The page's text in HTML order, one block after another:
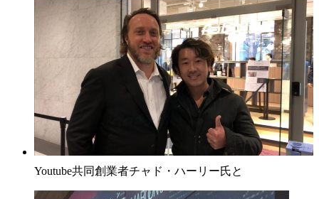
Youtube共同創業者チャド・ハーリー氏と